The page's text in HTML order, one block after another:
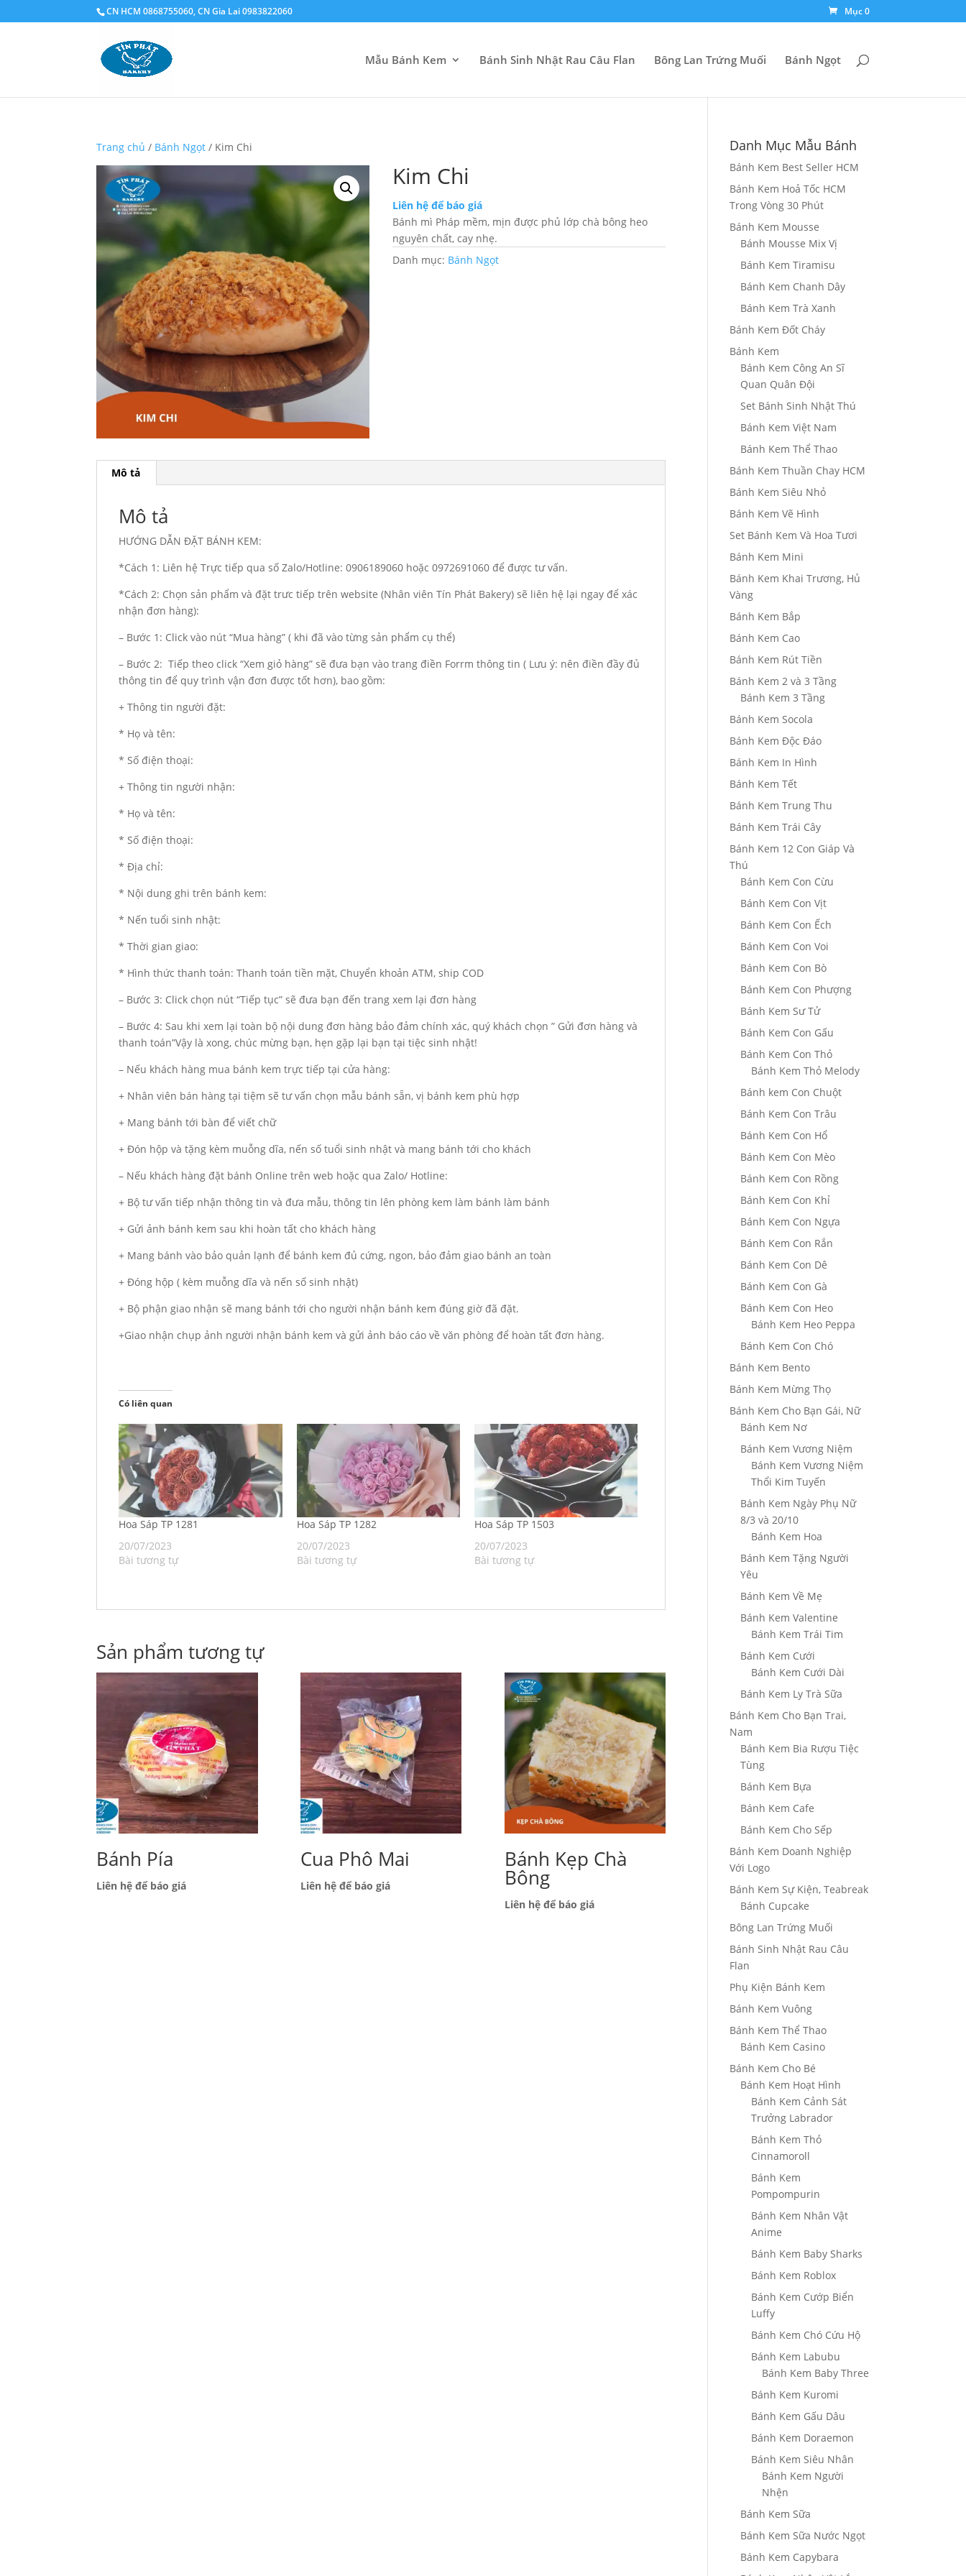
CN HCM 0868755060, CN Gia Lai 0983822060 Mục 0
Mẫu Bánh Kem Bánh Sinh Nhật Rau Câu Flan Bông Lan Trứng Muối Bánh Ngọt
Trang chủ / Bánh Ngọt / Kim Chi
Kim Chi
Liên hệ để báo giá
Bánh mì Pháp mềm, mịn được phủ lớp chà bông heo
nguyên chất, cay nhẹ.
Danh mục: Bánh Ngọt
Mô tả
Mô tả
HƯỚNG DẪN ĐẶT BÁNH KEM:
*Cách 1: Liên hệ Trực tiếp qua số Zalo/Hotline: 0906189060 hoặc 0972691060 để được tư vấn.
*Cách 2: Chọn sản phẩm và đặt trưc tiếp trên website (Nhân viên Tín Phát Bakery) sẽ liên hệ lại ngay để xác
nhận đơn hàng):
– Bước 1: Click vào nút “Mua hàng” ( khi đã vào từng sản phẩm cụ thể)
– Bước 2: Tiếp theo click “Xem giỏ hàng” sẽ đưa bạn vào trang điền Forrm thông tin ( Lưu ý: nên điền đầy đủ
thông tin để quy trình vận đơn được tốt hơn), bao gồm:
+ Thông tin người đặt:
* Họ và tên:
* Số điện thoại:
+ Thông tin người nhận:
* Họ và tên:
* Số điện thoại:
* Địa chỉ:
* Nội dung ghi trên bánh kem:
* Nến tuổi sinh nhật:
* Thời gian giao:
* Hình thức thanh toán: Thanh toán tiền mặt, Chuyển khoản ATM, ship COD
– Bước 3: Click chọn nút “Tiếp tục” sẽ đưa bạn đến trang xem lại đơn hàng
– Bước 4: Sau khi xem lại toàn bộ nội dung đơn hàng bảo đảm chính xác, quý khách chọn ” Gửi đơn hàng và
thanh toán”Vậy là xong, chúc mừng bạn, hẹn gặp lại bạn tại tiệc sinh nhật!
– Nếu khách hàng mua bánh kem trực tiếp tại cửa hàng:
+ Nhân viên bán hàng tại tiệm sẽ tư vấn chọn mẫu bánh sẵn, vị bánh kem phù hợp
+ Mang bánh tới bàn để viết chữ
+ Đón hộp và tặng kèm muỗng dĩa, nến số tuổi sinh nhật và mang bánh tới cho khách
– Nếu khách hàng đặt bánh Online trên web hoặc qua Zalo/ Hotline:
+ Bộ tư vấn tiếp nhận thông tin và đưa mẫu, thông tin lên phòng kem làm bánh làm bánh
+ Gửi ảnh bánh kem sau khi hoàn tất cho khách hàng
+ Mang bánh vào bảo quản lạnh để bánh kem đủ cứng, ngon, bảo đảm giao bánh an toàn
+ Đóng hộp ( kèm muỗng dĩa và nến số sinh nhật)
+ Bộ phận giao nhận sẽ mang bánh tới cho người nhận bánh kem đúng giờ đã đặt.
+Giao nhận chụp ảnh người nhận bánh kem và gửi ảnh báo cáo về văn phòng để hoàn tất đơn hàng.
Có liên quan
Hoa Sáp TP 1281
20/07/2023
Bài tương tự
Hoa Sáp TP 1282
20/07/2023
Bài tương tự
Hoa Sáp TP 1503
20/07/2023
Bài tương tự
Sản phẩm tương tự
Bánh Pía
Liên hệ để báo giá
Cua Phô Mai
Liên hệ để báo giá
Bánh Kẹp Chà
Bông
Liên hệ để báo giá
Danh Mục Mẫu Bánh
Bánh Kem Best Seller HCM
Bánh Kem Hoả Tốc HCM
Trong Vòng 30 Phút
Bánh Kem Mousse
Bánh Mousse Mix Vị
Bánh Kem Tiramisu
Bánh Kem Chanh Dây
Bánh Kem Trà Xanh
Bánh Kem Đốt Cháy
Bánh Kem
Bánh Kem Công An Sĩ
Quan Quân Đội
Set Bánh Sinh Nhật Thú
Bánh Kem Việt Nam
Bánh Kem Thể Thao
Bánh Kem Thuần Chay HCM
Bánh Kem Siêu Nhỏ
Bánh Kem Vẽ Hình
Set Bánh Kem Và Hoa Tươi
Bánh Kem Mini
Bánh Kem Khai Trương, Hủ
Vàng
Bánh Kem Bắp
Bánh Kem Cao
Bánh Kem Rút Tiền
Bánh Kem 2 và 3 Tầng
Bánh Kem 3 Tầng
Bánh Kem Socola
Bánh Kem Độc Đáo
Bánh Kem In Hình
Bánh Kem Tết
Bánh Kem Trung Thu
Bánh Kem Trái Cây
Bánh Kem 12 Con Giáp Và
Thú
Bánh Kem Con Cừu
Bánh Kem Con Vịt
Bánh Kem Con Ếch
Bánh Kem Con Voi
Bánh Kem Con Bò
Bánh Kem Con Phượng
Bánh Kem Sư Tử
Bánh Kem Con Gấu
Bánh Kem Con Thỏ
Bánh Kem Thỏ Melody
Bánh kem Con Chuột
Bánh Kem Con Trâu
Bánh Kem Con Hổ
Bánh Kem Con Mèo
Bánh Kem Con Rồng
Bánh Kem Con Khỉ
Bánh Kem Con Ngựa
Bánh Kem Con Rắn
Bánh Kem Con Dê
Bánh Kem Con Gà
Bánh Kem Con Heo
Bánh Kem Heo Peppa
Bánh Kem Con Chó
Bánh Kem Bento
Bánh Kem Mừng Thọ
Bánh Kem Cho Bạn Gái, Nữ
Bánh Kem Nơ
Bánh Kem Vương Niệm
Bánh Kem Vương Niệm
Thổi Kim Tuyến
Bánh Kem Ngày Phụ Nữ
8/3 và 20/10
Bánh Kem Hoa
Bánh Kem Tặng Người
Yêu
Bánh Kem Về Mẹ
Bánh Kem Valentine
Bánh Kem Trái Tim
Bánh Kem Cưới
Bánh Kem Cưới Dài
Bánh Kem Ly Trà Sữa
Bánh Kem Cho Bạn Trai,
Nam
Bánh Kem Bia Rượu Tiệc
Tùng
Bánh Kem Bựa
Bánh Kem Cafe
Bánh Kem Cho Sếp
Bánh Kem Doanh Nghiệp
Với Logo
Bánh Kem Sự Kiện, Teabreak
Bánh Cupcake
Bông Lan Trứng Muối
Bánh Sinh Nhật Rau Câu
Flan
Phụ Kiện Bánh Kem
Bánh Kem Vuông
Bánh Kem Thể Thao
Bánh Kem Casino
Bánh Kem Cho Bé
Bánh Kem Hoạt Hình
Bánh Kem Cảnh Sát
Trưởng Labrador
Bánh Kem Thỏ
Cinnamoroll
Bánh Kem
Pompompurin
Bánh Kem Nhân Vật
Anime
Bánh Kem Baby Sharks
Bánh Kem Roblox
Bánh Kem Cướp Biển
Luffy
Bánh Kem Chó Cứu Hộ
Bánh Kem Labubu
Bánh Kem Baby Three
Bánh Kem Kuromi
Bánh Kem Gấu Dâu
Bánh Kem Doraemon
Bánh Kem Siêu Nhân
Bánh Kem Người
Nhện
Bánh Kem Sữa
Bánh Kem Sữa Nước Ngọt
Bánh Kem Capybara